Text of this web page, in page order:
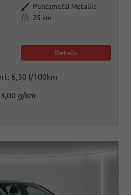
Außenfarbe Pentametal Metallic
Kilometerstand
25 km
Details
6,30 l/100km
g/km